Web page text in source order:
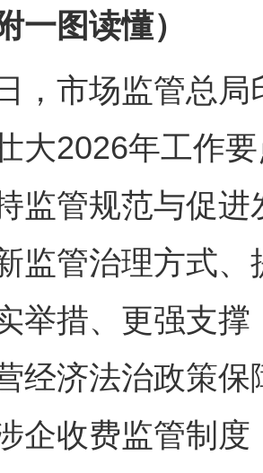
一图读懂）
市场监管总局
大2026年工作
监管规范与促
监管治理方式
举措、更强支
经济法治政策
企收费监管制